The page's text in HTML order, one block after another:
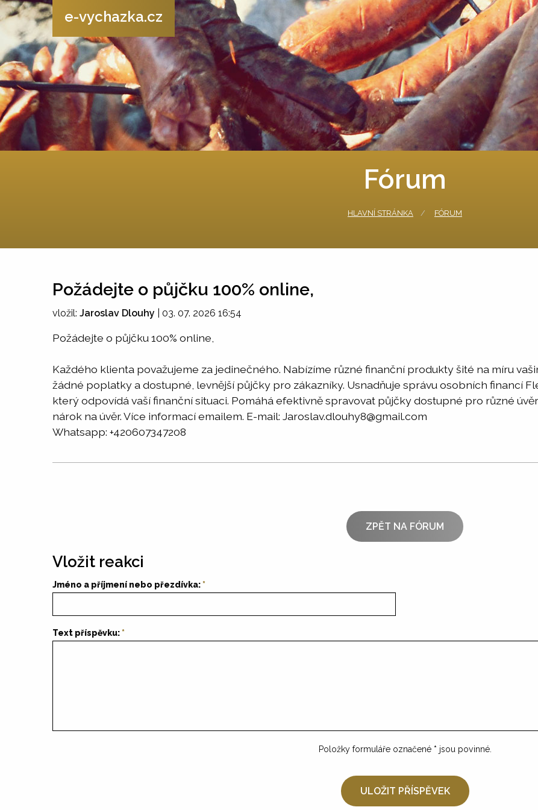
e-vychazka.cz
Fórum
HLAVNÍ STRÁNKA FÓRUM
Požádejte o půjčku 100% online,
vložil: Jaroslav Dlouhy 03. 07. 2026 16:54
Požádejte o půjčku 100% online,
Každého klienta považujeme za jedinečného. Nabízíme různé finanční produkty šité na míru
žádné poplatky a dostupné, levnější půjčky pro zákazníky. Usnadňuje správu osobních financí
který odpovídá vaší finanční situaci. Pomáhá efektivně spravovat půjčky dostupné pro různé
nárok na úvěr. Více informací emailem. E-mail: Jaroslav.dlouhy8@gmail.com
Whatsapp: +420607347208
ZPĚT NA FÓRUM
Vložit reakci
Jméno a příjmení nebo přezdívka:
Text příspěvku:
Položky formuláře označené * jsou povinné.